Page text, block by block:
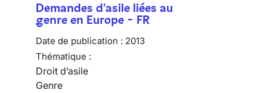
Demandes d'asile liées au
genre en Europe - FR
Date de publication : 2013
Thématique :
Droit d’asile
Genre